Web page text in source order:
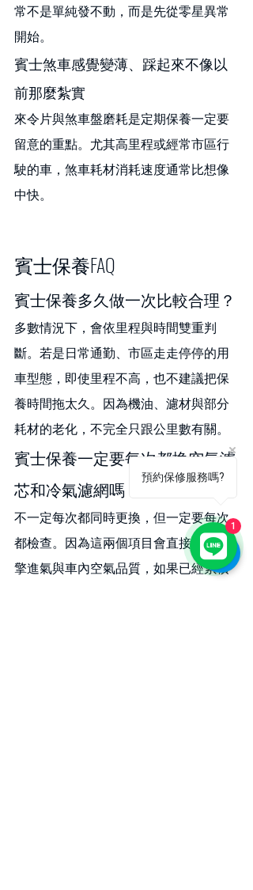
常不是單純發不動，而是先從零星異常
開始。
賓士煞車感覺變薄、踩起來不像以
前那麼紮實
來令片與煞車盤磨耗是定期保養一定要
留意的重點。尤其高里程或經常市區行
駛的車，煞車耗材消耗速度通常比想像
中快。
賓士保養FAQ
賓士保養多久做一次比較合理？
多數情況下，會依里程與時間雙重判
斷。若是日常通勤、市區走走停停的用
車型態，即使里程不高，也不建議把保
養時間拖太久。因為機油、濾材與部分
耗材的老化，不完全只跟公里數有關。
賓士保養一定要每次都換空氣濾
芯和冷氣濾網嗎？
不一定每次都同時更換，但一定要每次
都檢查。因為這兩個項目會直接影響引
擎進氣與車內空氣品質，如果已經累積
預約保修服務嗎?
1